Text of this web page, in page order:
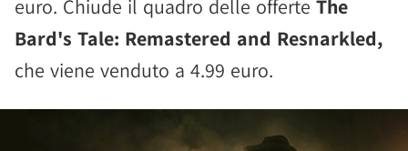
euro. Chiude il quadro delle offerte The
Bard's Tale: Remastered and Resnarkled,
che viene venduto a 4.99 euro.